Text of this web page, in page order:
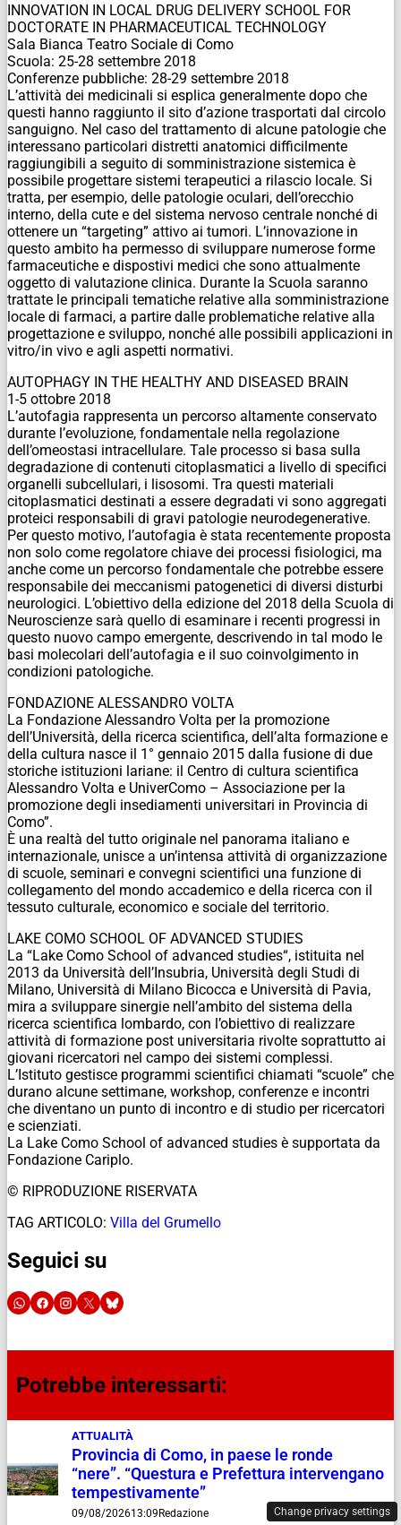
INNOVATION IN LOCAL DRUG DELIVERY SCHOOL FOR
DOCTORATE IN PHARMACEUTICAL TECHNOLOGY
Sala Bianca Teatro Sociale di Como
Scuola: 25-28 settembre 2018
Conferenze pubbliche: 28-29 settembre 2018
L’attività dei medicinali si esplica generalmente dopo che
questi hanno raggiunto il sito d’azione trasportati dal circolo
sanguigno. Nel caso del trattamento di alcune patologie che
interessano particolari distretti anatomici difficilmente
raggiungibili a seguito di somministrazione sistemica è
possibile progettare sistemi terapeutici a rilascio locale. Si
tratta, per esempio, delle patologie oculari, dell’orecchio
interno, della cute e del sistema nervoso centrale nonché di
ottenere un “targeting” attivo ai tumori. L’innovazione in
questo ambito ha permesso di sviluppare numerose forme
farmaceutiche e dispostivi medici che sono attualmente
oggetto di valutazione clinica. Durante la Scuola saranno
trattate le principali tematiche relative alla somministrazione
locale di farmaci, a partire dalle problematiche relative alla
progettazione e sviluppo, nonché alle possibili applicazioni in
vitro/in vivo e agli aspetti normativi.
AUTOPHAGY IN THE HEALTHY AND DISEASED BRAIN
1-5 ottobre 2018
L’autofagia rappresenta un percorso altamente conservato
durante l’evoluzione, fondamentale nella regolazione
dell’omeostasi intracellulare. Tale processo si basa sulla
degradazione di contenuti citoplasmatici a livello di specifici
organelli subcellulari, i lisosomi. Tra questi materiali
citoplasmatici destinati a essere degradati vi sono aggregati
proteici responsabili di gravi patologie neurodegenerative.
Per questo motivo, l’autofagia è stata recentemente proposta
non solo come regolatore chiave dei processi fisiologici, ma
anche come un percorso fondamentale che potrebbe essere
responsabile dei meccanismi patogenetici di diversi disturbi
neurologici. L’obiettivo della edizione del 2018 della Scuola di
Neuroscienze sarà quello di esaminare i recenti progressi in
questo nuovo campo emergente, descrivendo in tal modo le
basi molecolari dell’autofagia e il suo coinvolgimento in
condizioni patologiche.
FONDAZIONE ALESSANDRO VOLTA
La Fondazione Alessandro Volta per la promozione
dell’Università, della ricerca scientifica, dell’alta formazione e
della cultura nasce il 1° gennaio 2015 dalla fusione di due
storiche istituzioni lariane: il Centro di cultura scientifica
Alessandro Volta e UniverComo – Associazione per la
promozione degli insediamenti universitari in Provincia di
Como”.
È una realtà del tutto originale nel panorama italiano e
internazionale, unisce a un’intensa attività di organizzazione
di scuole, seminari e convegni scientifici una funzione di
collegamento del mondo accademico e della ricerca con il
tessuto culturale, economico e sociale del territorio.
LAKE COMO SCHOOL OF ADVANCED STUDIES
La “Lake Como School of advanced studies“, istituita nel
2013 da Università dell’Insubria, Università degli Studi di
Milano, Università di Milano Bicocca e Università di Pavia,
mira a sviluppare sinergie nell’ambito del sistema della
ricerca scientifica lombardo, con l’obiettivo di realizzare
attività di formazione post universitaria rivolte soprattutto ai
giovani ricercatori nel campo dei sistemi complessi.
L’Istituto gestisce programmi scientifici chiamati “scuole” che
durano alcune settimane, workshop, conferenze e incontri
che diventano un punto di incontro e di studio per ricercatori
e scienziati.
La Lake Como School of advanced studies è supportata da
Fondazione Cariplo.
© RIPRODUZIONE RISERVATA
TAG ARTICOLO: Villa del Grumello
Seguici su
Potrebbe interessarti:
ATTUALITÀ
Provincia di Como, in paese le ronde
“nere”. “Questura e Prefettura intervengano
tempestivamente”
09/08/202613:09 Redazione Change privacy settings